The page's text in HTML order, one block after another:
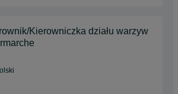
Kierowniczka działu warzyw